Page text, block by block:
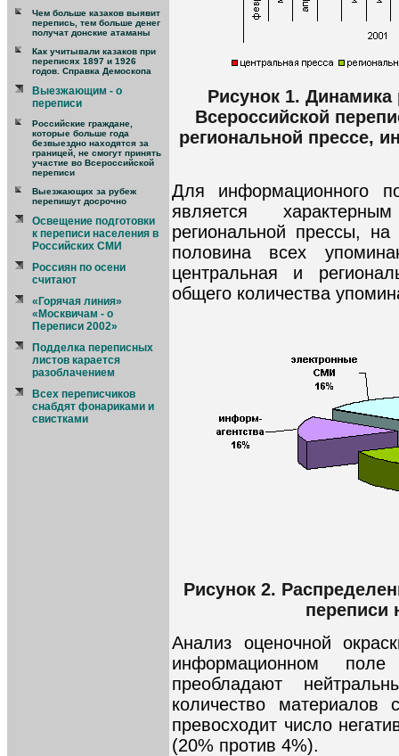
Чем больше казаков выявит
перепись, тем больше денег
получат донские атаманы
Как учитывали казаков при
переписях 1897 и 1926
годов. Справка Демоскопа
Выезжающим - о
переписи
Российские граждане,
которые больше года
безвыездно находятся за
границей, не смогут принять
участие во Всероссийской
переписи
Выезжающих за рубеж
перепишут досрочно
Освещение подготовки
к переписи населения в
Российских СМИ
Россиян по осени
считают
«Горячая линия»
«Москвичам - о
Переписи 2002»
Подделка переписных
листов карается
разоблачением
Всех переписчиков
снабдят фонариками и
свистками
Рисунок 1.
Всероссийской
региональной прессе,
Для информационного
является
региональной прессы,
половина всех
центральная и
общего количества
Рисунок 2.
переписи
Анализ оценочной
информационном
преобладают
количество
превосходит число
(20% против 4%).